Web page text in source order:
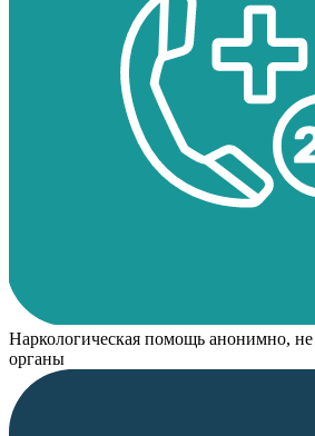
Наркологическая помощь анонимно,
органы